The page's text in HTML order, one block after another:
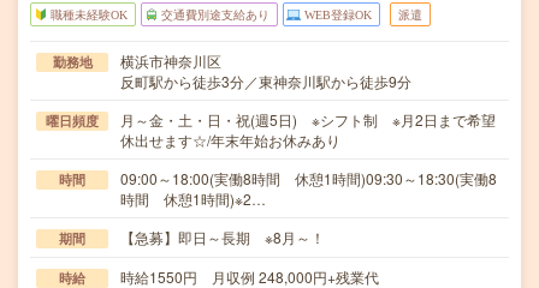
職種未経験OK 交通費別途支給あり WEB登録OK 派遣
勤務地
横浜市神奈川区
反町駅から徒歩3分／東神奈川駅から徒歩9分
曜日頻度
月～金・土・日・祝(週5日) ※シフト制 ※月2日まで希望
休出せます☆/年末年始お休みあり
時間
09:00～18:00(実働8時間 休憩1時間)09:30～18:30(実働8
時間 休憩1時間)※2…
期間 【急募】即日～長期 ※8月～！
時給 時給1550円 月収例 248,000円+残業代